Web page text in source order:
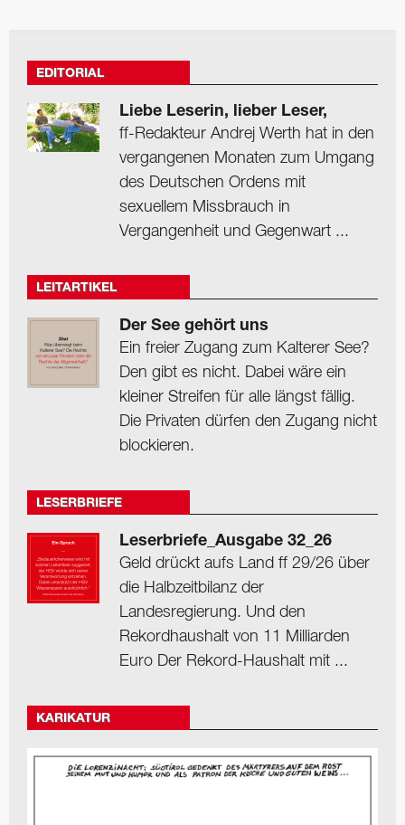
EDITORIAL
Liebe Leserin, lieber Leser,
ff-Redakteur Andrej Werth hat in den
vergangenen Monaten zum Umgang
des Deutschen Ordens mit
sexuellem Missbrauch in
Vergangenheit und Gegenwart ...
LEITARTIKEL
Der See gehört uns
Ein freier Zugang zum Kalterer See?
Den gibt es nicht. Dabei wäre ein
kleiner Streifen für alle längst fällig.
Die Privaten dürfen den Zugang nicht
blockieren.
LESERBRIEFE
Leserbriefe_Ausgabe 32_26
Geld drückt aufs Land ff 29/26 über
die Halbzeitbilanz der
Landesregierung. Und den
Rekordhaushalt von 11 Milliarden
Euro Der Rekord-Haushalt mit ...
KARIKATUR